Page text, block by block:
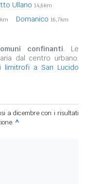
Ullano 14,6km
Domanico 16,7km
confinanti. Le
dal centro urbano.
limitrofi a San Lucido
a dicembre con i risultati
^